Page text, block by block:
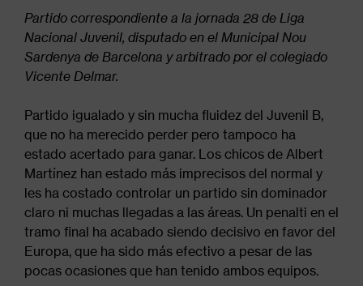
Partido correspondiente a la jornada 28 de Liga
Nacional Juvenil, disputado en el Municipal Nou
Sardenya de Barcelona y arbitrado por el colegiado
Vicente Delmar.
Partido igualado y sin mucha fluidez del Juvenil B,
que no ha merecido perder pero tampoco ha
estado acertado para ganar. Los chicos de Albert
Martínez han estado más imprecisos del normal y
les ha costado controlar un partido sin dominador
claro ni muchas llegadas a las áreas. Un penalti en el
tramo final ha acabado siendo decisivo en favor del
Europa, que ha sido más efectivo a pesar de las
pocas ocasiones que han tenido ambos equipos.